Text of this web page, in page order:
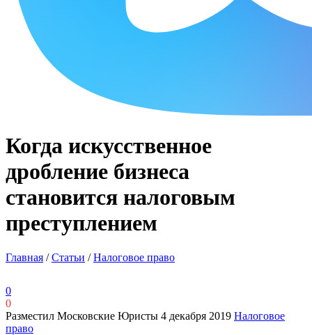
Когда искусственное
дробление бизнеса
становится налоговым
преступлением
Главная /Статьи /Налоговое право
0
0
Разместил Московские Юристы 4 декабря 2019 Налоговое
право